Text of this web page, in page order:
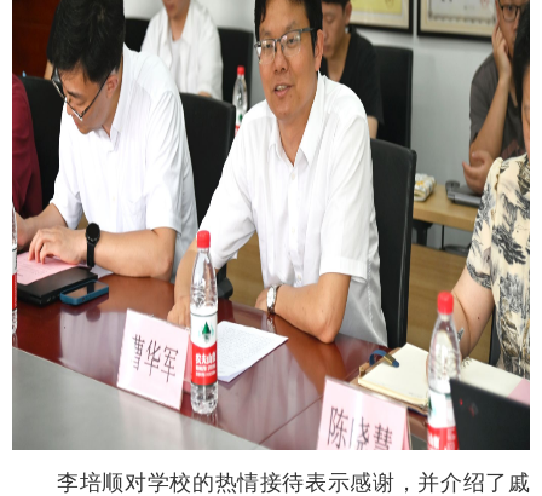
李培顺对学校的热情接待表示感谢，并介绍了戚